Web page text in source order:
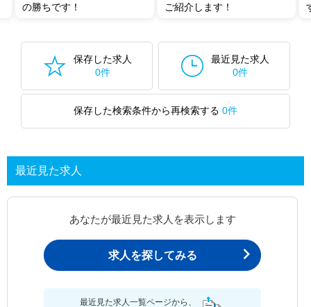
の勝ちです！
ご紹介します！
保存した求人
0件
最近見た求人
0件
保存した検索条件から再検索する 0件
最近見た求人
あなたが最近見た求人を表示します
求人を探してみる
最近見た求人一覧ページから、